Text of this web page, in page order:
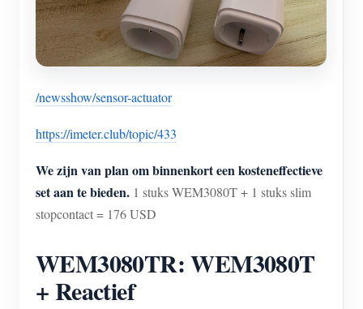
/newsshow/sensor-actuator
https://imeter.club/topic/433
We zijn van plan om binnenkort een kosteneffectieve
set aan te bieden. 1 stuks WEM3080T + 1 stuks slim
stopcontact = 176 USD
WEM3080TR: WEM3080T
+ Reactief